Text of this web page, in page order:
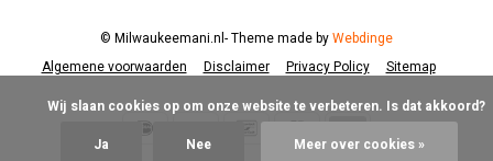
Algemene voorwaarden Disclaimer Privacy Policy Sitemap
© Milwaukeemani.nl- Theme made byWebdinge
Ja Nee Meer over cookies »